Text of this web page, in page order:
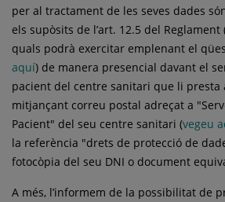
per al tractament de les seves dades
els supòsits de l’art. 12.5 del Reglament
quals podrà exercitar emplenant el
aquí) de manera presencial davant el
pacient del centre sanitari que li presta
mitjançant correu postal adreçat a
Pacient" del seu centre sanitari (vegeu
la referència "drets de protecció de
fotocòpia del seu DNI o document
A més, l’informem de la possibilitat de